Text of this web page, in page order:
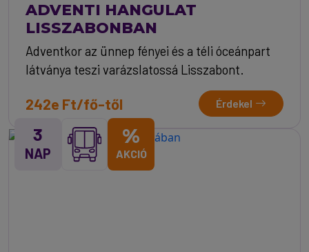
ADVENTI HANGULAT
LISSZABONBAN
Adventkor az ünnep fényei és a téli óceánpart
látványa teszi varázslatossá Lisszabont.
242e Ft/fő-től Érdekel
3
NAP
%
AKCIÓ